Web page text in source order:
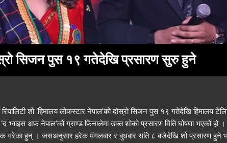
सिजन पुस १९ गतेदेखि प्रसारण सुरु हुने
शो ‘हिमालय लोकस्टार नेपाल’को दोस्रो सिजन पुस १९ गतेदेखि हिमालय
भ्वाइस अफ नेपाल’को ग्राण्ड फिनालेमा उक्त शोको प्रसारण मिति घोषणा भएको हो ।
गरेका हुन् । जसअनुसार हरेक मंगलबार र बुधबार राति ८ बजेदेखि शो प्रसारण हुने